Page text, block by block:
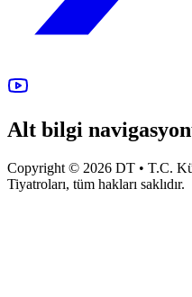
Alt bilgi
Copyright © 2026 DT • T.C.
Tiyatroları, tüm hakları saklıdır.